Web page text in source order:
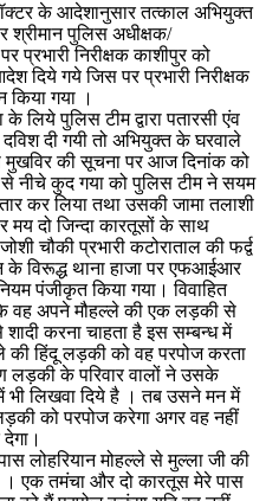
के आदेशानुसार तत्काल अभियुक्त
श्रीमान पुलिस अधीक्षक/
प्रभारी निरीक्षक काशीपुर को
दिये गये जिस पर प्रभारी निरीक्षक
किया गया ।
लिये पुलिस टीम द्वारा पतारसी एंव
दी गयी तो अभियुक्त के घरवाले
मुखविर की सूचना पर आज दिनांक को
नीचे कुद गया को पुलिस टीम ने सयम
कर लिया तथा उसकी जामा तलाशी
दो जिन्दा कारतूसों के साथ
चौकी प्रभारी कटोराताल की फर्द्व
के विरूद्ध थाना हाजा पर एफआईआर
पंजीकृत किया गया। विवाहित
वह अपने मौहल्ले की एक लड़की से
करना चाहता है इस सम्बन्ध में
की हिंदू लड़की को वह परपोज करता
लड़की के परिवार वालों ने उसके
भी लिखवा दिये है । तब उसने मन में
को परपोज करेगा अगर वह नहीं
लोहरियान मोहल्ले से मुल्ला जी की
एक तमंचा और दो कारतूस मेरे पास